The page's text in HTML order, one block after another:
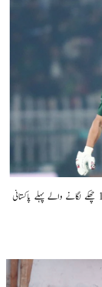
صاحبزادہ فرحان ایک سال میں ٹی ٹوئنٹی کرکٹ میں 100 چھکے لگانے والے پہلے پاکستانی